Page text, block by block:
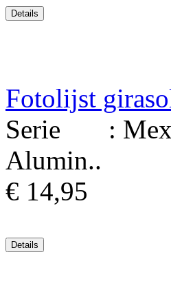
Fotolijst
Serie :
Alumin..
€ 14,95